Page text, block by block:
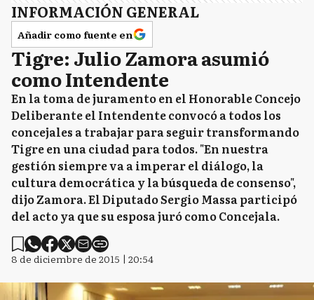
INFORMACIÓN GENERAL
Añadir como fuente en
Tigre: Julio Zamora asumió
como Intendente
En la toma de juramento en el Honorable Concejo
Deliberante el Intendente convocó a todos los
concejales a trabajar para seguir transformando
Tigre en una ciudad para todos. "En nuestra
gestión siempre va a imperar el diálogo, la
cultura democrática y la búsqueda de consenso",
dijo Zamora. El Diputado Sergio Massa participó
del acto ya que su esposa juró como Concejala.
8 de diciembre de 2015 | 20:54